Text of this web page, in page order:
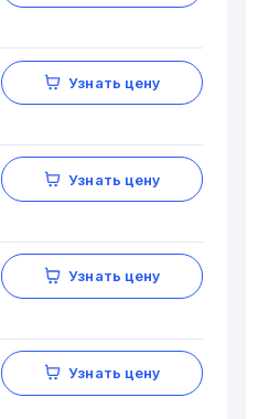
Узнать цену
Узнать цену
Узнать цену
Узнать цену